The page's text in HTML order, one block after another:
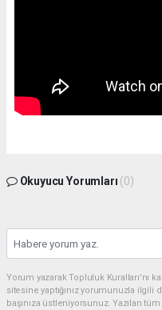
Okuyucu Yorumları (0)
Yorum yazarak Topluluk Kuralları’nı
sitesine yaptığınız yorumunuzla ilgili
başınıza üstleniyorsunuz. Yazılan